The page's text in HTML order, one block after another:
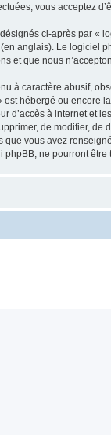
vous acceptez
ci-après par «
(en anglais). Le logiciel
et que nous
à caractère abusif,
hébergé ou encore
d’accès à internet et
de modifier, de
que vous avez
ne pourront